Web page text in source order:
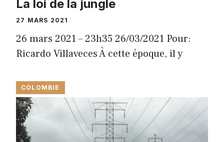
La loi de la jungle
27 MARS 2021
26 mars 2021 – 23h35 26/03/2021 Pour:
Ricardo Villaveces À cette époque, il y
COLOMBIE